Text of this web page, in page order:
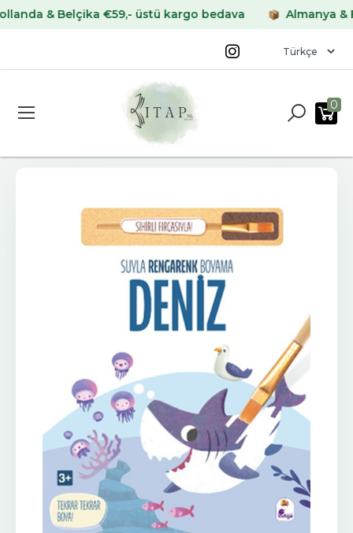
& Belçika €59,- üstü kargo bedava Almanya &
0